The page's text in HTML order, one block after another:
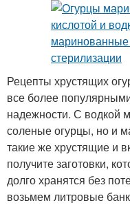
Рецепты хрустящих
все более
надежности. С водкой
соленые огурцы, но и
такие же хрустящие и
получите заготовки,
долго хранятся без
возьмем литровые